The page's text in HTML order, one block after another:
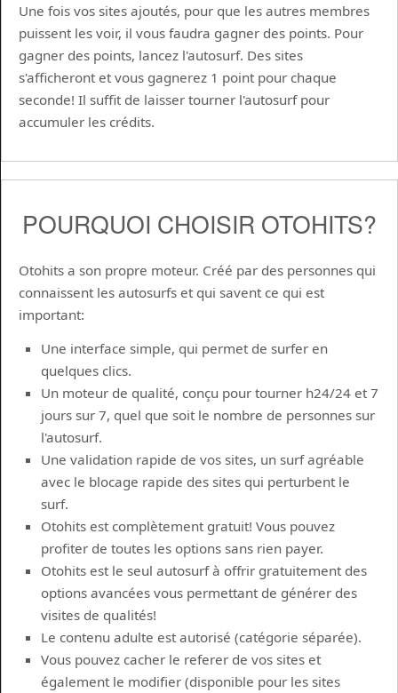
Une fois vos sites ajoutés, pour que les autres membres
puissent les voir, il vous faudra gagner des points. Pour
gagner des points, lancez l'autosurf. Des sites
s'afficheront et vous gagnerez 1 point pour chaque
seconde! Il suffit de laisser tourner l'autosurf pour
accumuler les crédits.
POURQUOI CHOISIR OTOHITS?
Otohits a son propre moteur. Créé par des personnes qui
connaissent les autosurfs et qui savent ce qui est
important:
Une interface simple, qui permet de surfer en
quelques clics.
Un moteur de qualité, conçu pour tourner h24/24 et 7
jours sur 7, quel que soit le nombre de personnes sur
l'autosurf.
Une validation rapide de vos sites, un surf agréable
avec le blocage rapide des sites qui perturbent le
surf.
Otohits est complètement gratuit! Vous pouvez
profiter de toutes les options sans rien payer.
Otohits est le seul autosurf à offrir gratuitement des
options avancées vous permettant de générer des
visites de qualités!
Le contenu adulte est autorisé (catégorie séparée).
Vous pouvez cacher le referer de vos sites et
également le modifier (disponible pour les sites